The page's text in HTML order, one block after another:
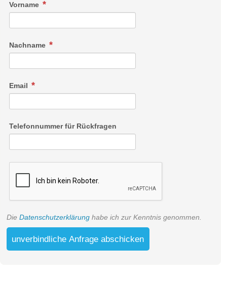
Vorname
Nachname
Email
Telefonnummer für Rückfragen
Die Datenschutzerklärung habe ich zur Kenntnis genommen.
unverbindliche Anfrage abschicken